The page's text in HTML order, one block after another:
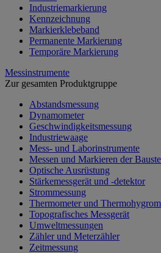
Industriemarkierung
Kennzeichnung
Markierklebeband
Permanente Markierung
Temporäre Markierung
Messinstrumente
Zur gesamten Produktgruppe
Abstandsmessung
Dynamometer
Geschwindigkeitsmessung
Industriewaage
Mess- und Laborinstrumente
Messen und Markieren der
Optische Ausrüstung
Stärkemessgerät und -detektor
Strommessung
Thermometer und
Topografisches Messgerät
Umweltmessungen
Zähler und Meterzähler
Zeitmessung